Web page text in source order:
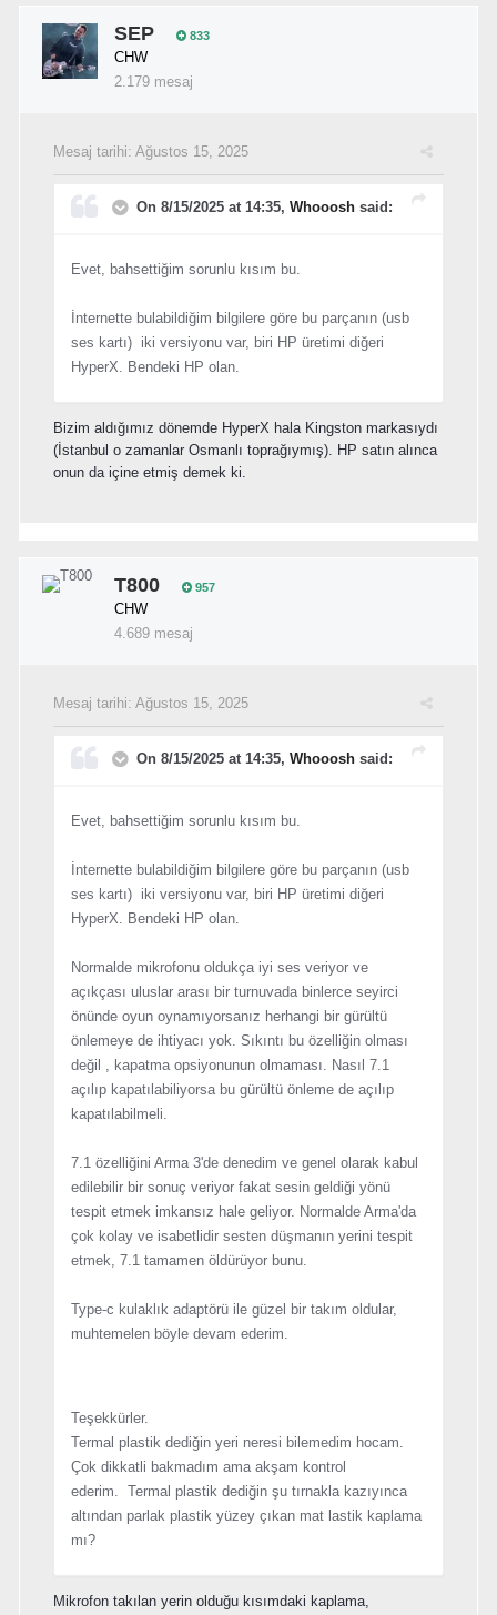
SEP 833
CHW
2.179 mesaj
Mesaj tarihi: Ağustos 15, 2025
On 8/15/2025 at 14:35, Whooosh said:
Evet, bahsettiğim sorunlu kısım bu.
İnternette bulabildiğim bilgilere göre bu parçanın (usb
ses kartı) iki versiyonu var, biri HP üretimi diğeri
HyperX. Bendeki HP olan.
Bizim aldığımız dönemde HyperX hala Kingston markasıydı
(İstanbul o zamanlar Osmanlı toprağıymış). HP satın alınca
onun da içine etmiş demek ki.
T800 957
CHW
4.689 mesaj
Mesaj tarihi: Ağustos 15, 2025
On 8/15/2025 at 14:35, Whooosh said:
Evet, bahsettiğim sorunlu kısım bu.
İnternette bulabildiğim bilgilere göre bu parçanın (usb
ses kartı) iki versiyonu var, biri HP üretimi diğeri
HyperX. Bendeki HP olan.
Normalde mikrofonu oldukça iyi ses veriyor ve
açıkçası uluslar arası bir turnuvada binlerce seyirci
önünde oyun oynamıyorsanız herhangi bir gürültü
önlemeye de ihtiyacı yok. Sıkıntı bu özelliğin olması
değil , kapatma opsiyonunun olmaması. Nasıl 7.1
açılıp kapatılabiliyorsa bu gürültü önleme de açılıp
kapatılabilmeli.
7.1 özelliğini Arma 3'de denedim ve genel olarak kabul
edilebilir bir sonuç veriyor fakat sesin geldiği yönü
tespit etmek imkansız hale geliyor. Normalde Arma'da
çok kolay ve isabetlidir sesten düşmanın yerini tespit
etmek, 7.1 tamamen öldürüyor bunu.
Type-c kulaklık adaptörü ile güzel bir takım oldular,
muhtemelen böyle devam ederim.
Teşekkürler.
Termal plastik dediğin yeri neresi bilemedim hocam.
Çok dikkatli bakmadım ama akşam kontrol
ederim. Termal plastik dediğin şu tırnakla kazıyınca
altından parlak plastik yüzey çıkan mat lastik kaplama
mı?
Mikrofon takılan yerin olduğu kısımdaki kaplama,